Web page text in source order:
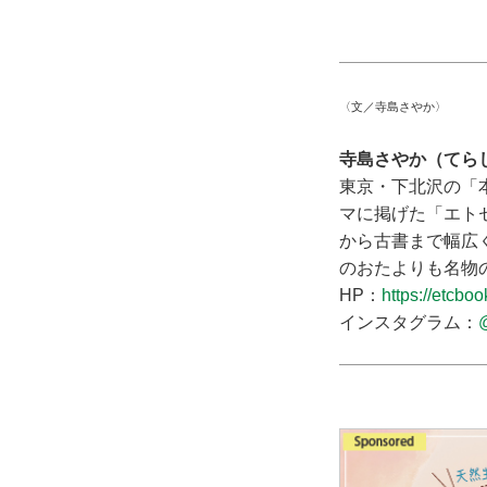
〈文／寺島さやか〉
寺島さやか（てら
東京・下北沢の「
マに掲げた「エト
から古書まで幅広
のおたよりも名物
HP： https://
インスタグラム：